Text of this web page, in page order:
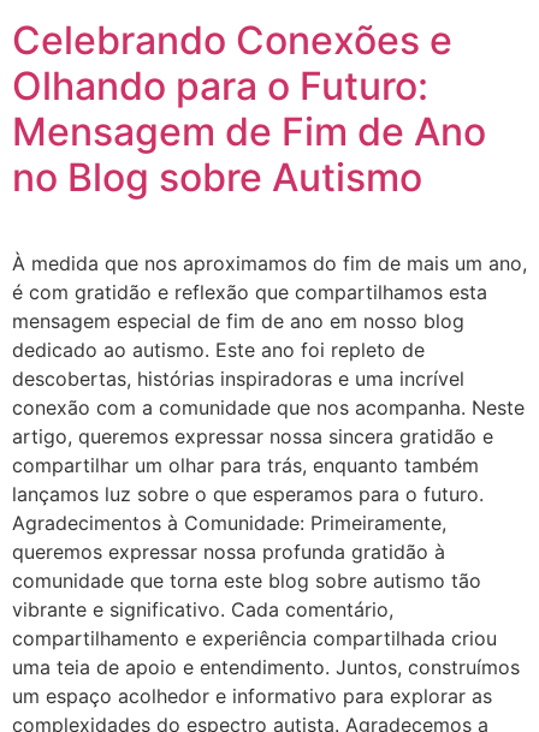
Celebrando Conexões e
Olhando para o Futuro:
Mensagem de Fim de Ano
no Blog sobre Autismo
À medida que nos aproximamos do fim de mais um ano,
é com gratidão e reflexão que compartilhamos esta
mensagem especial de fim de ano em nosso blog
dedicado ao autismo. Este ano foi repleto de
descobertas, histórias inspiradoras e uma incrível
conexão com a comunidade que nos acompanha. Neste
artigo, queremos expressar nossa sincera gratidão e
compartilhar um olhar para trás, enquanto também
lançamos luz sobre o que esperamos para o futuro.
Agradecimentos à Comunidade: Primeiramente,
queremos expressar nossa profunda gratidão à
comunidade que torna este blog sobre autismo tão
vibrante e significativo. Cada comentário,
compartilhamento e experiência compartilhada criou
uma teia de apoio e entendimento. Juntos, construímos
um espaço acolhedor e informativo para explorar as
complexidades do espectro autista. Agradecemos a